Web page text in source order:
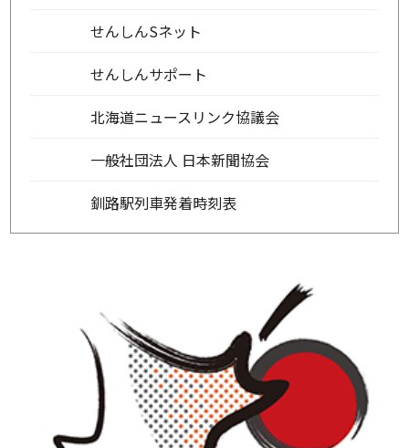
せんしんSネット
せんしんサポート
北海道ニュースリンク協議会
一般社団法人 日本新聞協会
釧路駅列車発着時刻表